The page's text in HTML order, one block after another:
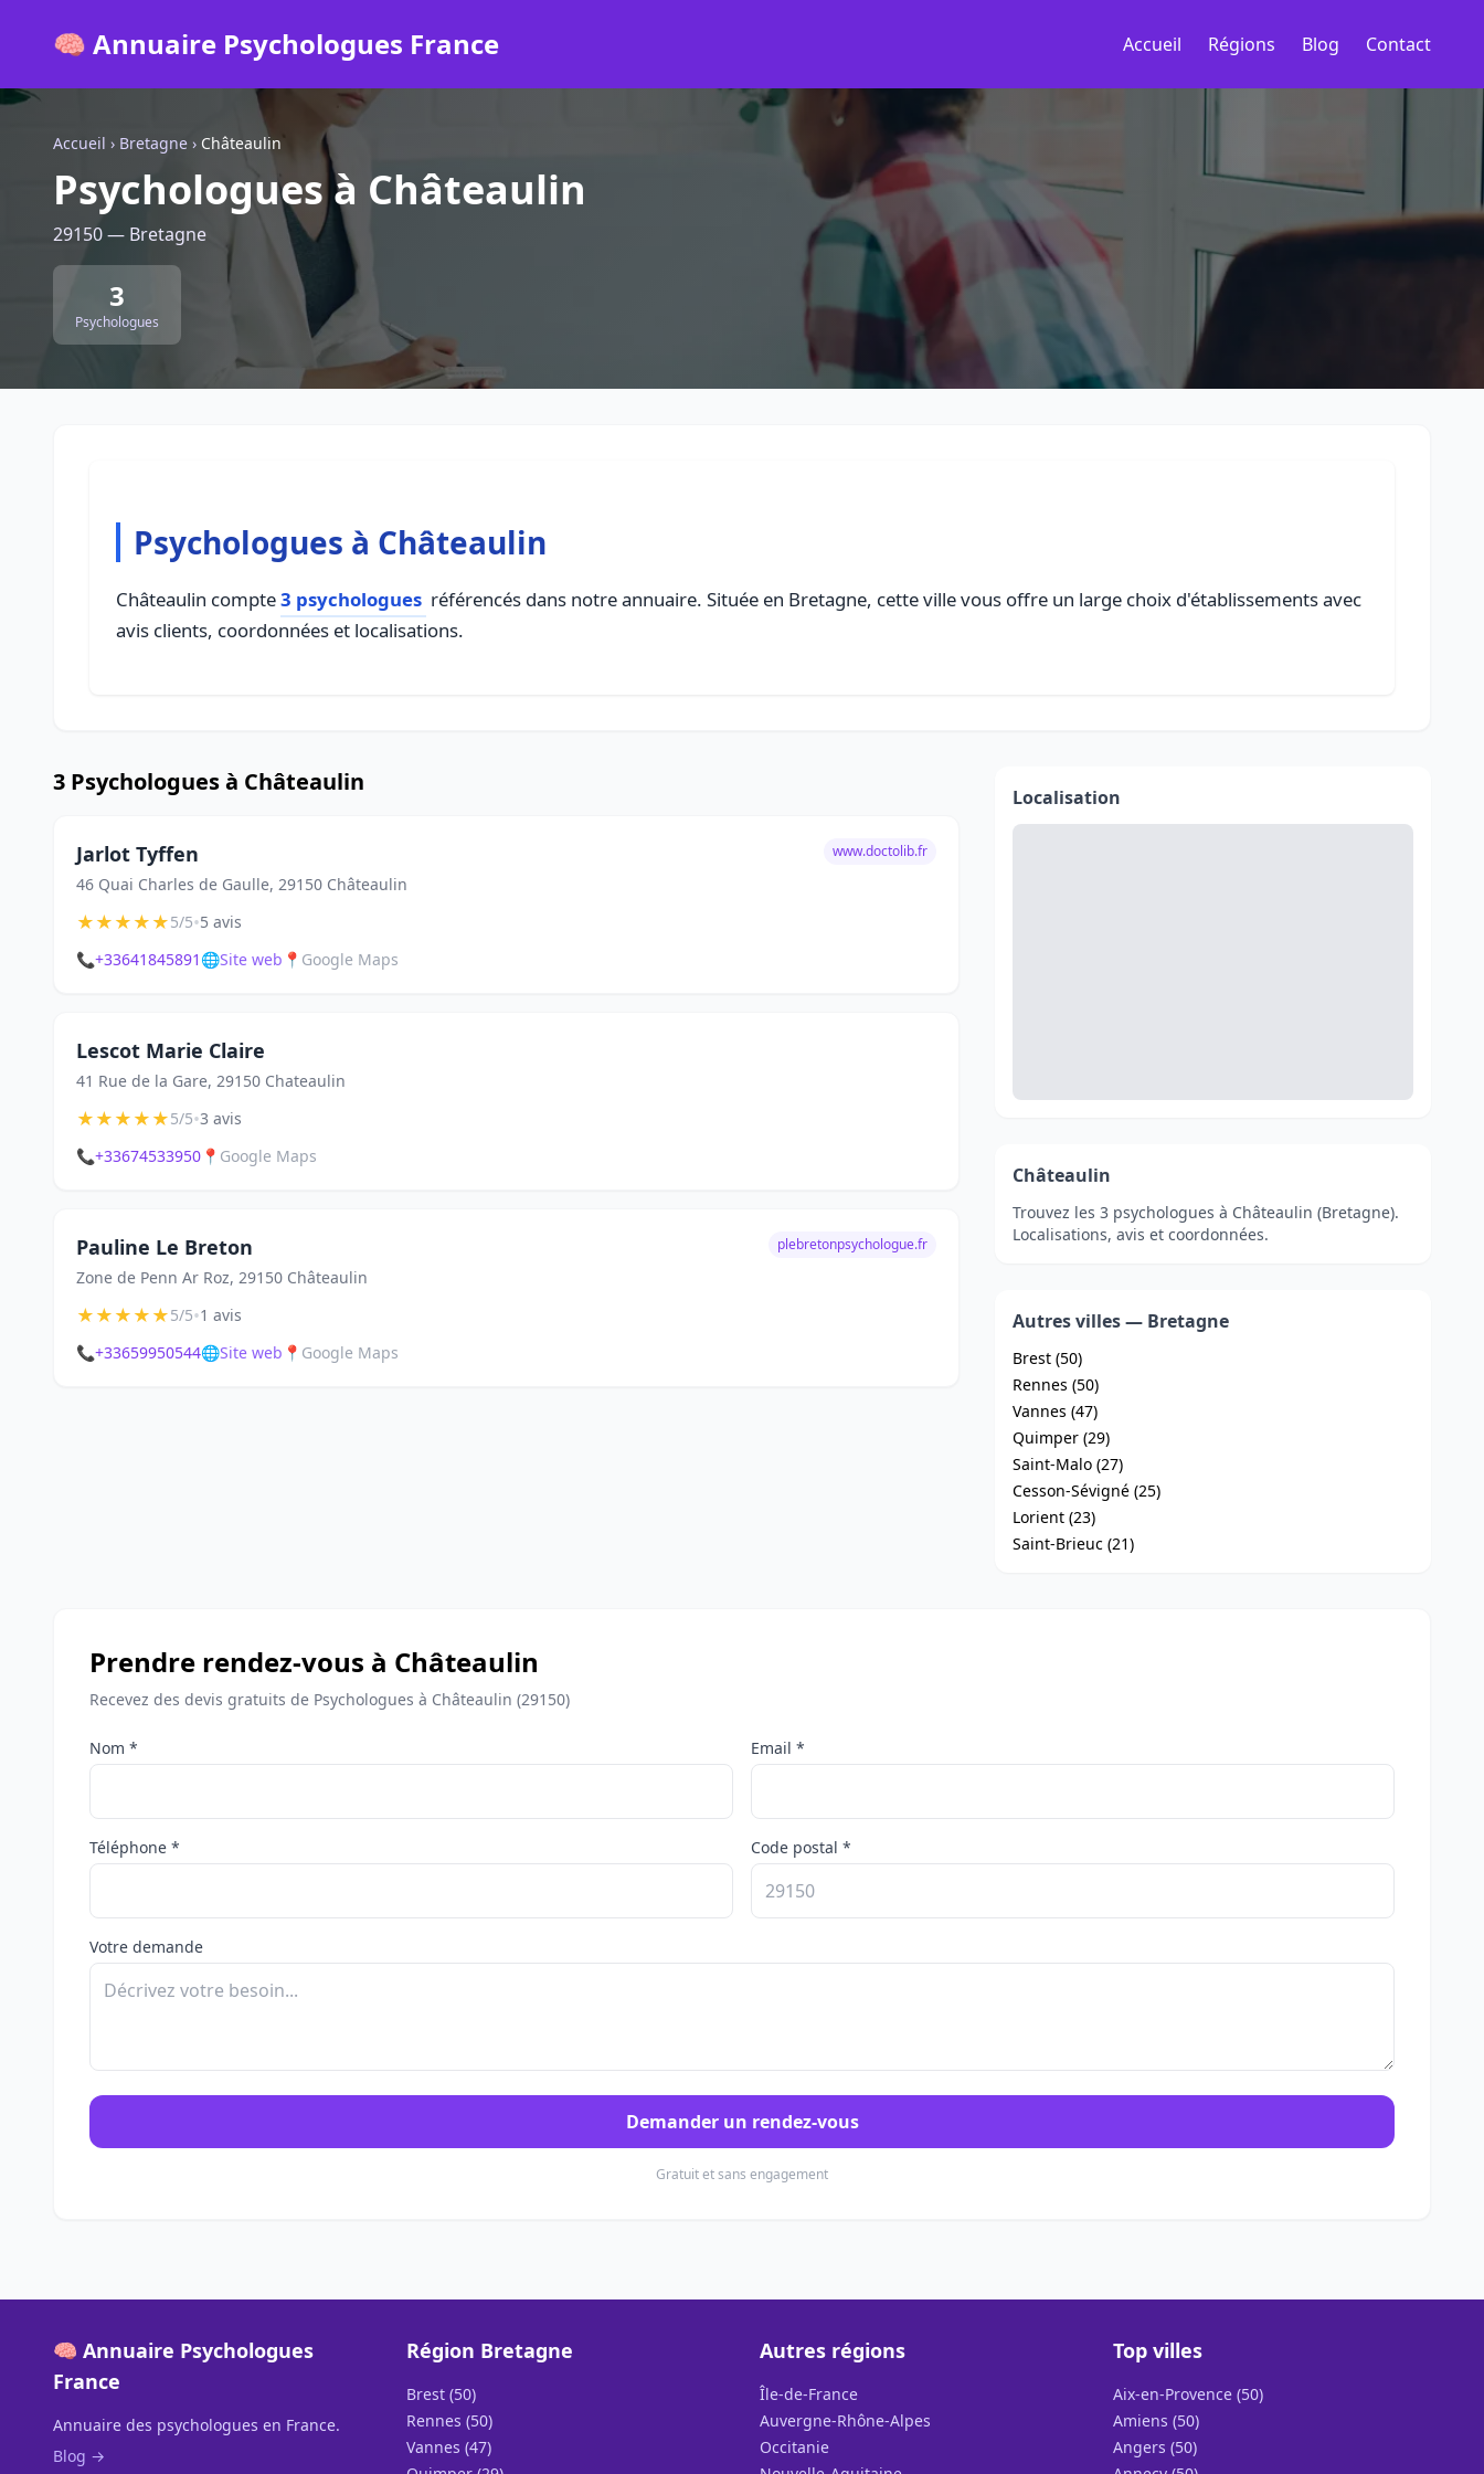
🧠 Annuaire Psychologues France Accueil Régions Blog Contact
Accueil › Bretagne › Châteaulin
Psychologues à Châteaulin
29150 — Bretagne
3
Psychologues
Psychologues à Châteaulin
Châteaulin compte3 psychologues référencés dans notre annuaire. Située en Bretagne, cette ville vous offre un large choix d'établissements avec
avis clients, coordonnées et localisations.
3 Psychologues à Châteaulin
Jarlot Tyffen
46 Quai Charles de Gaulle, 29150 Châteaulin
www.doctolib.fr
★★★★★5/5•5 avis
📞+33641845891 🌐Site web 📍 Google Maps
Lescot Marie Claire
41 Rue de la Gare, 29150 Chateaulin
★★★★★5/5•3 avis
📞+33674533950 📍 Google Maps
Pauline Le Breton
Zone de Penn Ar Roz, 29150 Châteaulin
plebretonpsychologue.fr
★★★★★5/5•1 avis
📞+33659950544🌐Site web 📍 Google Maps
Localisation
Châteaulin
Trouvez les 3 psychologues à Châteaulin (Bretagne).
Localisations, avis et coordonnées.
Autres villes — Bretagne
Brest (50)
Rennes (50)
Vannes (47)
Quimper (29)
Saint-Malo (27)
Cesson-Sévigné (25)
Lorient (23)
Saint-Brieuc (21)
Prendre rendez-vous à Châteaulin
Recevez des devis gratuits de Psychologues à Châteaulin (29150)
Nom * Email *
Téléphone * Code postal *
Votre demande
Demander un rendez-vous
Gratuit et sans engagement
🧠 Annuaire Psychologues
France
Annuaire des psychologues en France.
Blog →
Région Bretagne
Brest (50)
Rennes (50)
Vannes (47)
Autres régions
Île-de-France
Auvergne-Rhône-Alpes
Occitanie
Top villes
Aix-en-Provence (50)
Amiens (50)
Angers (50)